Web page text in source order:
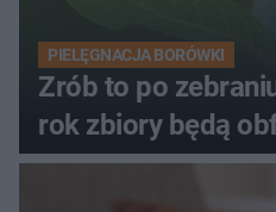
PIELĘGNACJA BORÓWKI
Zrób to po
rok zbiory będą